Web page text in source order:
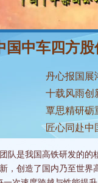
国中车四方
丹心报国展
十载风雨创
覃思精研砺
匠心同赴中
队是我国高铁研发的
，创造了国内乃至世